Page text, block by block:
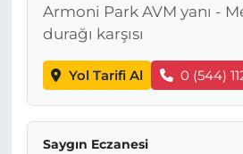
Armoni Park AVM yanı -
durağı karşısı
Yol Tarifi Al 0 (544)
Saygın Eczanesi